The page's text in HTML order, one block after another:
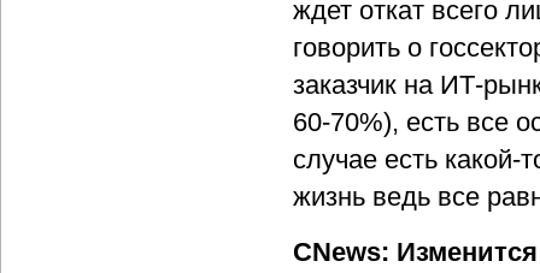
ждет откат всего
говорить о
заказчик на ИТ-
60-70%), есть все
случае есть какой-
жизнь ведь все
CNews: